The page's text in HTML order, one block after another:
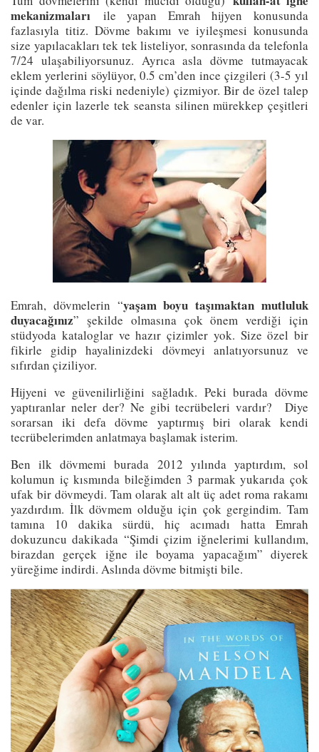
mekanizmaları ile yapan Emrah hijyen konusunda
fazlasıyla titiz. Dövme bakımı ve iyileşmesi konusunda
size yapılacakları tek tek listeliyor, sonrasında da telefonla
7/24 ulaşabiliyorsunuz. Ayrıca asla dövme tutmayacak
eklem yerlerini söylüyor, 0.5 cm’den ince çizgileri (3-5 yıl
içinde dağılma riski nedeniyle) çizmiyor. Bir de özel talep
edenler için lazerle tek seansta silinen mürekkep çeşitleri
de var.
Emrah, dövmelerin “yaşam boyu taşımaktan mutluluk
duyacağınız” şekilde olmasına çok önem verdiği için
stüdyoda kataloglar ve hazır çizimler yok. Size özel bir
fikirle gidip hayalinizdeki dövmeyi anlatıyorsunuz ve
sıfırdan çiziliyor.
Hijyeni ve güvenilirliğini sağladık. Peki burada dövme
yaptıranlar neler der? Ne gibi tecrübeleri vardır? Diye
sorarsan iki defa dövme yaptırmış biri olarak kendi
tecrübelerimden anlatmaya başlamak isterim.
Ben ilk dövmemi burada 2012 yılında yaptırdım, sol
kolumun iç kısmında bileğimden 3 parmak yukarıda çok
ufak bir dövmeydi. Tam olarak alt alt üç adet roma rakamı
yazdırdım. İlk dövmem olduğu için çok gergindim. Tam
tamına 10 dakika sürdü, hiç acımadı hatta Emrah
dokuzuncu dakikada “Şimdi çizim iğnelerimi kullandım,
birazdan gerçek iğne ile boyama yapacağım” diyerek
yüreğime indirdi. Aslında dövme bitmişti bile.